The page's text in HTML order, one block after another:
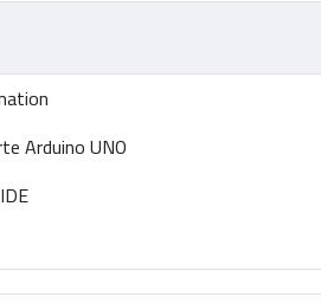
Arduino UNO